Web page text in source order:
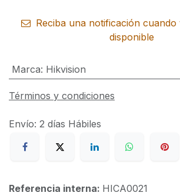
Reciba una notificación
disponible
Marca: Hikvision
Términos y condiciones
Envío: 2 días Hábiles
Referencia interna: HICA0021